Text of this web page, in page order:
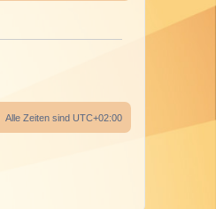
Alle Zeiten sind UTC+02:00